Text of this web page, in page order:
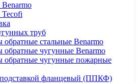
Tecofi
труб
стальные Benarmo
обратные чугунные Benarmo
обратные чугунные пожарные
фланцевый (ППКФ)